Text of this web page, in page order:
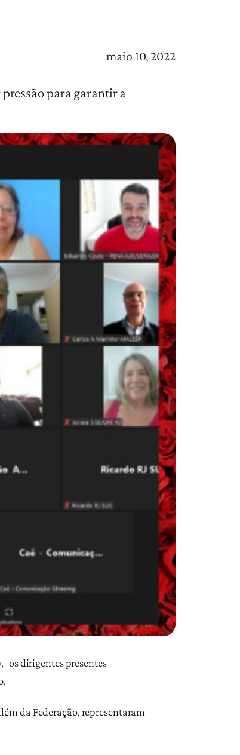
maio 10, 2022
pressão para garantir a
os dirigentes presentes
da Federação, representaram